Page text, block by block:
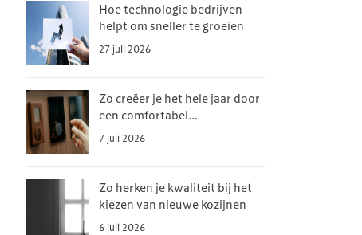
Hoe technologie bedrijven
helpt om sneller te groeien
27 juli 2026
Zo creëer je het hele jaar door
een comfortabel
binnenklimaat
7 juli 2026
Zo herken je kwaliteit bij het
kiezen van nieuwe kozijnen
6 juli 2026